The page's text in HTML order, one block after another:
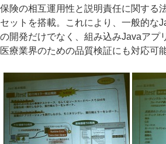
保険の相互運用性と説明責任に関する
セットを搭載。これにより、一般的な
の開発だけでなく、組み込みJavaアプ
医療業界のための品質検証にも対応可